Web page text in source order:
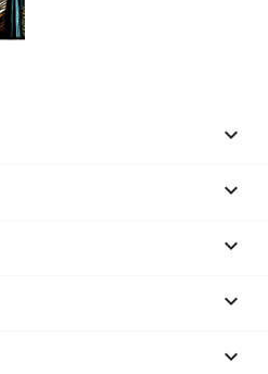




keyboard_arrow_down